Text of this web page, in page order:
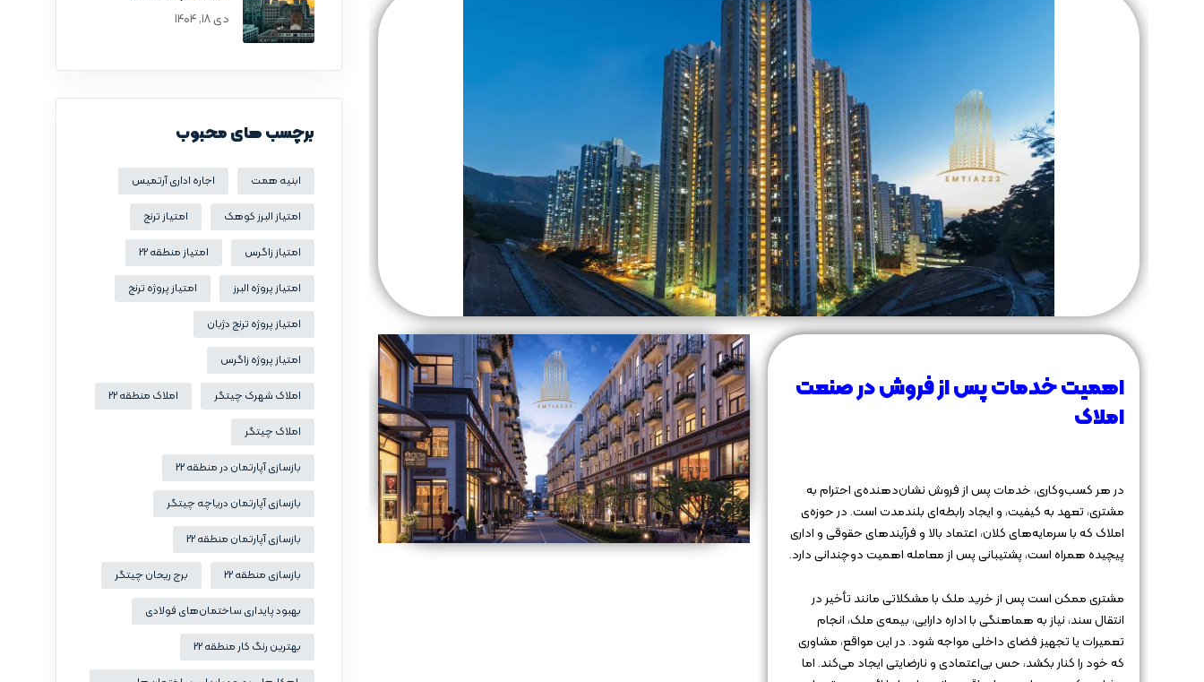
اهمیت خدمات پس از فروش در صنعت
املاک
در هر کسب‌وکاری، خدمات پس از فروش نشان‌دهنده‌ی احترام به
مشتری، تعهد به کیفیت، و ایجاد رابطه‌ای بلندمدت است. در حوزه‌ی
املاک که با سرمایه‌های کلان، اعتماد بالا و فرآیندهای حقوقی و اداری
پیچیده همراه است، پشتیبانی پس از معامله اهمیت دوچندانی دارد.
مشتری ممکن است پس از خرید ملک با مشکلاتی مانند تأخیر در
انتقال سند، نیاز به هماهنگی با اداره دارایی، بیمه‌ی ملک، انجام
تعمیرات یا تجهیز فضای داخلی مواجه شود. در این مواقع، مشاوری
که خود را کنار بکشد، حس بی‌اعتمادی و نارضایتی ایجاد می‌کند. اما
دی ۱۸, ۱۴۰۴
برچسب های محبوب
ابنیه همت اجاره اداری آرتمیس
امتیاز البرز کوهک امتیاز ترنج
امتیاز زاگرس امتیاز منطقه 22
امتیاز پروژه البرز امتیاز پروژه ترنج
امتیاز پروژه ترنج دژبان
امتیاز پروژه زاگرس
املاک شهرک چیتگر املاک منطقه 22
املاک چیتگر
بازسازی آپارتمان در منطقه 22
بازسازی آپارتمان دریاچه چیتگر
بازسازی آپارتمان منطقه 22
بازسازی منطقه 22 برج ریحان چیتگر
بهبود پایداری ساختمان‌های فولادی
بهترین رنگ کار منطقه 22